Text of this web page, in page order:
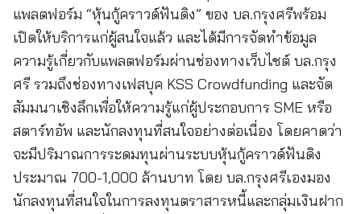
แพลตฟอร์ม “หุ้นกู้คราวด์ฟันดิง” ของ บล.กรุงศรีพร้อม
เปิดให้บริการแก่ผู้สนใจแล้ว และได้มีการจัดทำข้อมูล
ความรู้เกี่ยวกับแพลตฟอร์มผ่านช่องทางเว็บไซต์ บล.กรุง
ศรี รวมถึงช่องทางเฟสบุค KSS Crowdfunding และจัด
สัมมนาเชิงลึกเพื่อให้ความรู้แก่ผู้ประกอบการ SME หรือ
สตาร์ทอัพ และนักลงทุนที่สนใจอย่างต่อเนื่อง โดยคาดว่า
จะมีปริมาณการระดมทุนผ่านระบบหุ้นกู้คราวด์ฟันดิง
ประมาณ 700-1,000 ล้านบาท โดย บล.กรุงศรีเองมอง
นักลงทุนที่สนใจในการลงทุนตราสารหนี้และกลุ่มเงินฝาก